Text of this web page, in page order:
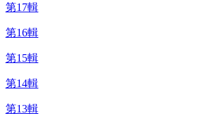
第17輯
第16輯
第15輯
第14輯
第13輯